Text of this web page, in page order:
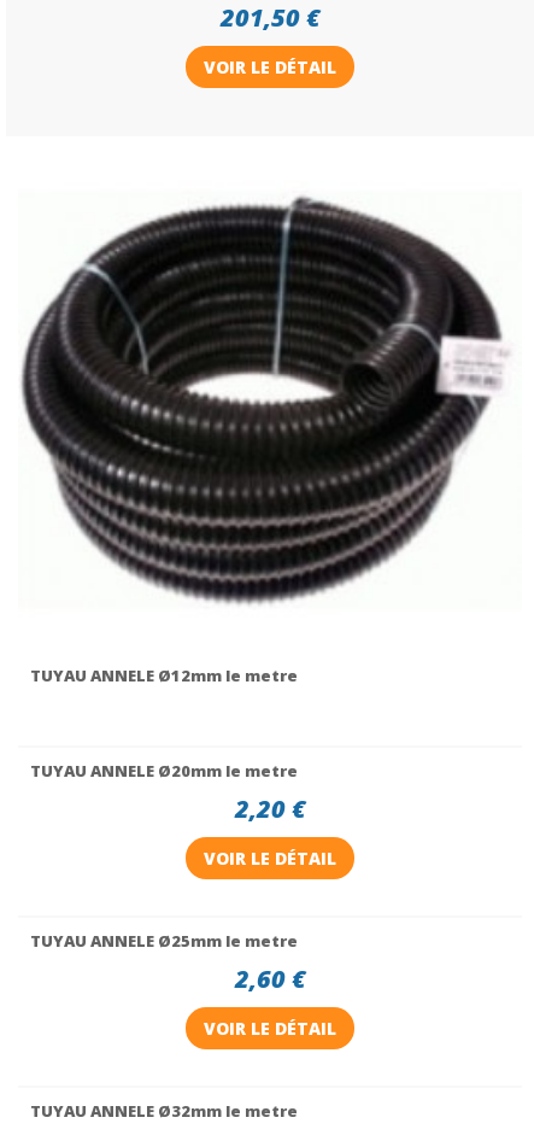
201,50 €
VOIR LE DÉTAIL
TUYAU ANNELE Ø12mm le metre
TUYAU ANNELE Ø20mm le metre
2,20 €
VOIR LE DÉTAIL
TUYAU ANNELE Ø25mm le metre
2,60 €
VOIR LE DÉTAIL
TUYAU ANNELE Ø32mm le metre